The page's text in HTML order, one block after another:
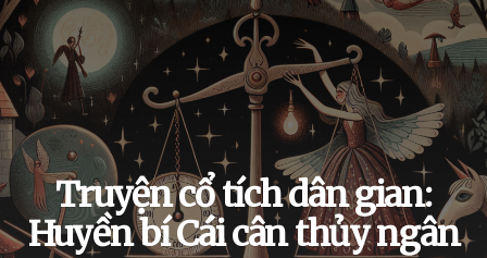
Truyện cổ tích dân gian:
Huyền bí Cái cân thủy ngân